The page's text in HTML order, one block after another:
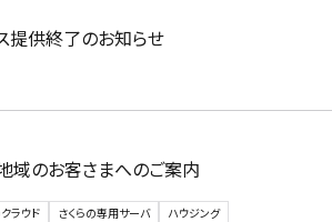
提供終了のお知らせ
域のお客さまへのご案内
ラウド さくらの専用サーバ ハウジング